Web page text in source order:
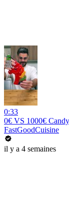
0:33
0€ VS 1000€
FastGoodCuisine
il y a 4 semaines